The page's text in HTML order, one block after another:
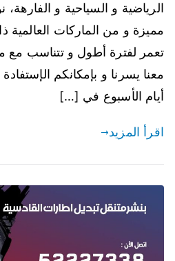
الرياضية و السياحية و
مميزة و من الماركات العالمية
تعمر لفترة أطول و تتناسب مع
معنا يسرنا و بإمكانكم
أيام الأسبوع في […]
اقرأ المزيد